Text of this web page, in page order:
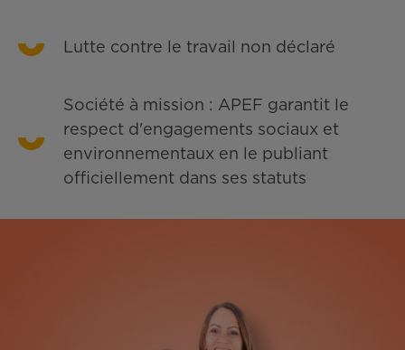
Lutte contre le travail non déclaré
Société à mission : APEF garantit le
respect d'engagements sociaux et
environnementaux en le publiant
officiellement dans ses statuts